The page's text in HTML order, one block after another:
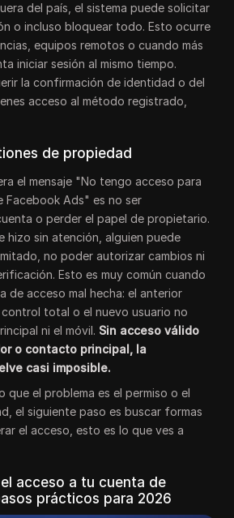
del país, el sistema puede solicitar
o incluso bloquear todo. Esto ocurre
equipos remotos o cuando más
iniciar sesión al mismo tiempo.
la confirmación de identidad o del
acceso al método registrado,
de propiedad
el mensaje "No tengo acceso para
Facebook Ads" es no ser
o perder el papel de propietario.
hizo sin atención, alguien puede
no poder autorizar cambios ni
Esto es muy común cuando
de acceso mal hecha: el anterior
total o el nuevo usuario no
ni el móvil. Sin acceso válido
o contacto principal, la
casi imposible.
que el problema es el permiso o el
el siguiente paso es buscar formas
el acceso, esto es lo que ves a
acceso a tu cuenta de
prácticos para 2026